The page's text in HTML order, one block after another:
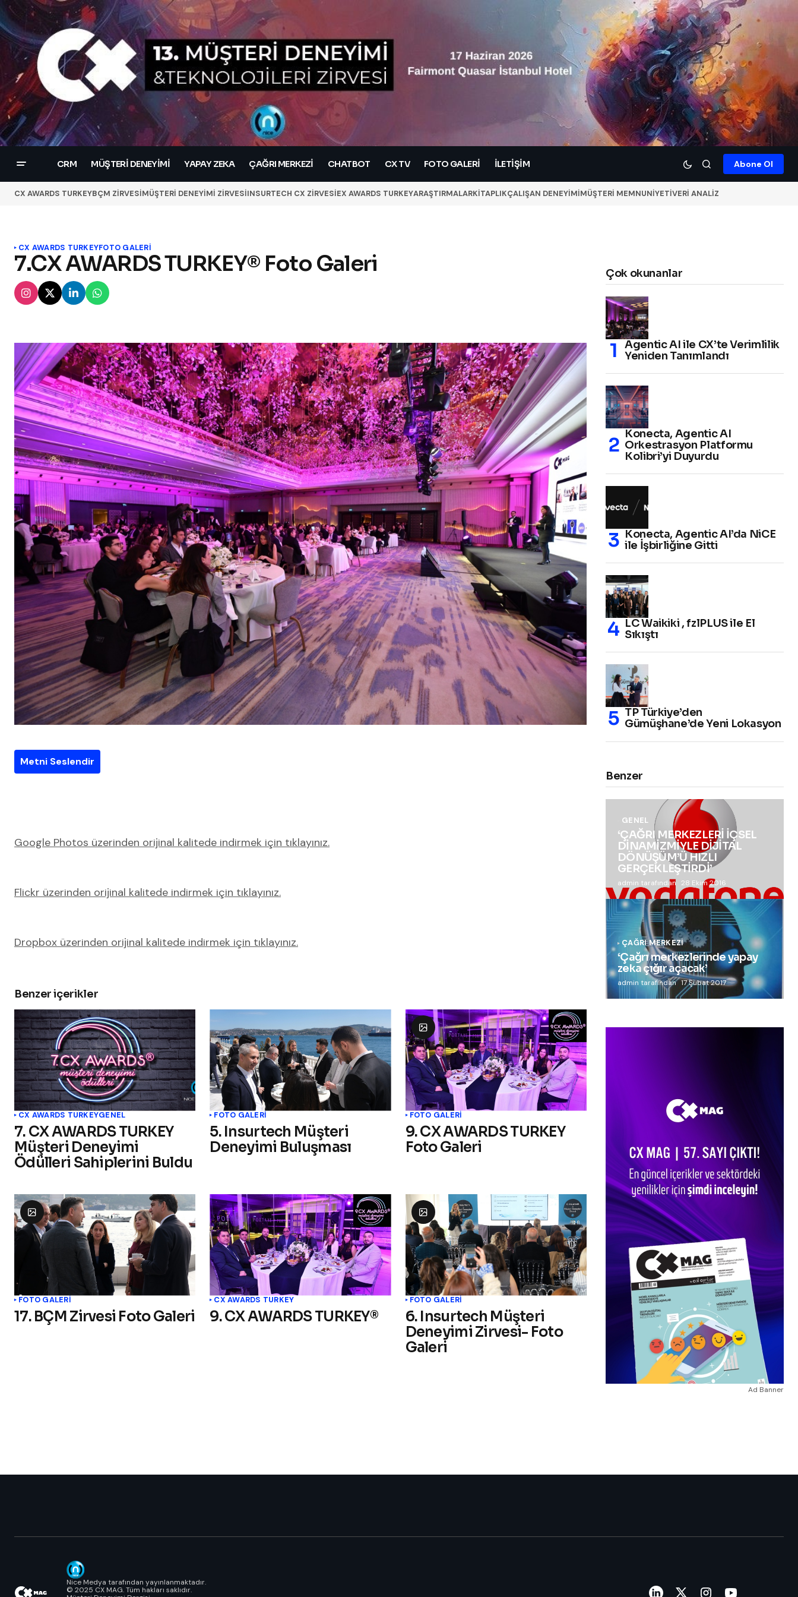
CRM MÜŞTERI DENEYIMI YAPAY ZEKA ÇAĞRI MERKEZI CHATBOT CX TV FOTO GALERİ İLETIŞIM Abone Ol
CX AWARDS TURKEYBÇM ZİRVESİMÜŞTERİ DENEYİMİ ZİRVESİINSURTECH CX ZİRVESİEX AWARDS TURKEYARAŞTIRMALARKİTAPLIKÇALIŞAN DENEYİMİMÜŞTERİ MEMNUNİYETİVERİ ANALİZ
CX AWARDS TURKEYFOTO GALERİ
7.CX AWARDS TURKEY® Foto Galeri
Metni Seslendir
Google Photos üzerinden orijinal kalitede indirmek için tıklayınız.
Flickr üzerinden orijinal kalitede indirmek için tıklayınız.
Dropbox üzerinden orijinal kalitede indirmek için tıklayınız.
Benzer içerikler
CX AWARDS TURKEYGENEL
7. CX AWARDS TURKEY
Müşteri Deneyimi
Ödülleri Sahiplerini Buldu
FOTO GALERİ
5. Insurtech Müşteri
Deneyimi Buluşması
FOTO GALERİ
9. CX AWARDS TURKEY
Foto Galeri
FOTO GALERİ
17. BÇM Zirvesi Foto Galeri
CX AWARDS TURKEY
9. CX AWARDS TURKEY®
FOTO GALERİ
6. Insurtech Müşteri
Deneyimi Zirvesi- Foto
Galeri
Çok okunanlar
Agentic AI ile CX’te Verimlilik
Yeniden Tanımlandı
Konecta, Agentic AI
Orkestrasyon Platformu
Kolibri’yi Duyurdu
Konecta, Agentic AI’da NiCE
ile İşbirliğine Gitti
LC Waikiki , fzlPLUS ile El
Sıkıştı
TP Türkiye’den
Gümüşhane’de Yeni Lokasyon
Benzer
GENEL
‘ÇAĞRI MERKEZLERİ İÇSEL
DİNAMİZMİYLE DİJİTAL
DÖNÜŞÜM’Ü HIZLI
GERÇEKLEŞTİRDİ’
admin tarafından 28 Ekim 2016
ÇAĞRI MERKEZI
‘Çağrı merkezlerinde yapay
zeka çığır açacak’
admin tarafından 17 Şubat 2017
Ad Banner
Nice Medya tarafından yayınlanmaktadır.
© 2025 CX MAG. Tüm hakları saklıdır.